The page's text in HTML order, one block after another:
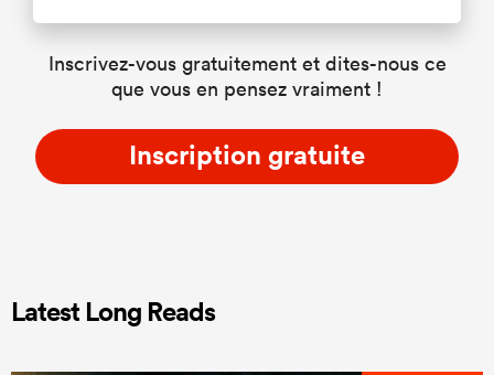
Inscrivez-vous gratuitement et dites-nous ce
que vous en pensez vraiment !
Inscription gratuite
Latest Long Reads